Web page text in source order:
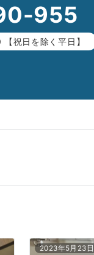
955
祝日を除く平日】
2023年5月23日